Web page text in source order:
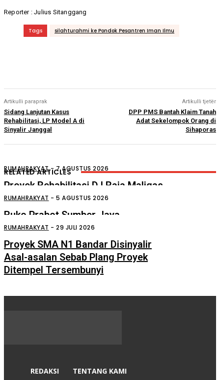
Reporter : Julius Sitanggang
Tags silahturahmi ke Pondok Pesantren Iman Ilmu
Artikulli paraprak
Sidang Lanjutan Kasus
Rehabilitasi, LP Model A di
Sinyalir Janggal
Artikulli tjetër
DPP PMS Bantah Klaim Tanah
Adat Sekelompok Orang di
Sihaporas
RELATED ARTICLES
RUMAHRAKYAT - 7 AGUSTUS 2026
Proyek Rehabilitasi D.I Raja Maligas
Diduga Asal Jadi
RUMAHRAKYAT - 5 AGUSTUS 2026
Ruko Prabot Sumber Jaya
Perdagangan Terbakar
RUMAHRAKYAT - 29 JULI 2026
Proyek SMA N1 Bandar Disinyalir
Asal-asalan Sebab Plang Proyek
Ditempel Tersembunyi
REDAKSI TENTANG KAMI